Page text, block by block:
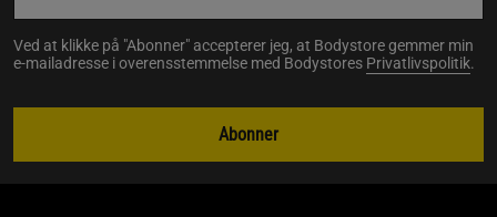
Ved at klikke på "Abonner" accepterer jeg, at Bodystore gemmer min
e-mailadresse i overensstemmelse med Bodystores Privatlivspolitik.
Abonner